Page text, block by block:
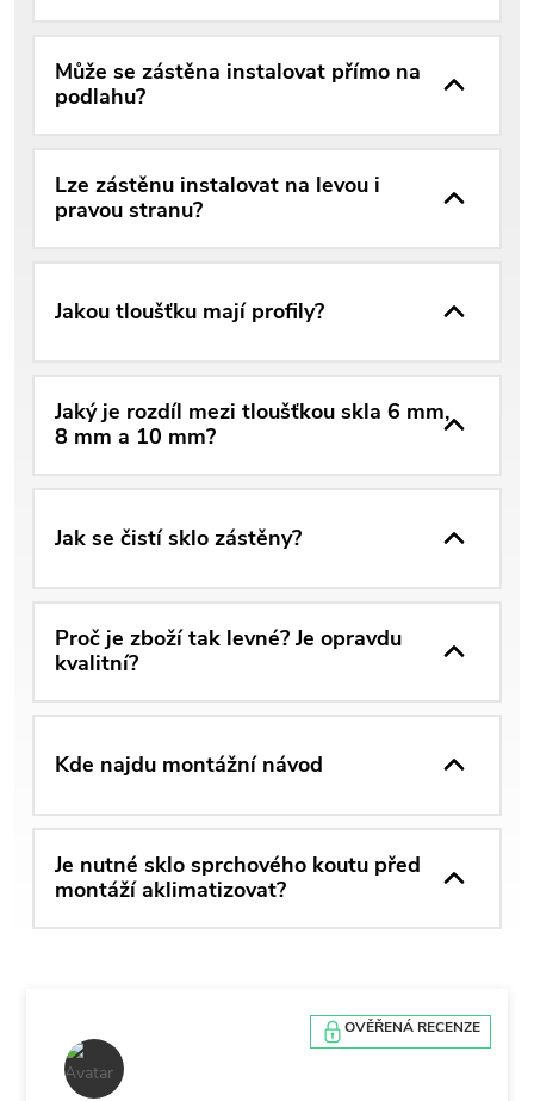
Může se zástěna instalovat přímo na
podlahu?
Lze zástěnu instalovat na levou i
pravou stranu?
Jakou tloušťku mají profily?
Jaký je rozdíl mezi tloušťkou skla 6 mm,
8 mm a 10 mm?
Jak se čistí sklo zástěny?
Proč je zboží tak levné? Je opravdu
kvalitní?
Kde najdu montážní návod
Je nutné sklo sprchového koutu před
montáží aklimatizovat?
OVĚŘENÁ RECENZE